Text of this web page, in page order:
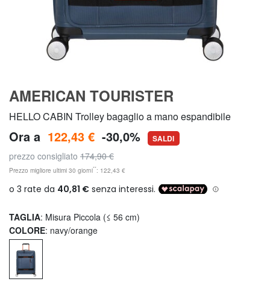
AMERICAN TOURISTER
HELLO CABIN Trolley bagaglio a mano espandibile
Ora a 122,43 € -30,0% SALDI
prezzo consigliato 174,90 €
Prezzo migliore ultimi 30 giorni**: 122,43 €
TAGLIA: Misura Piccola (≤ 56 cm)
COLORE: navy/orange